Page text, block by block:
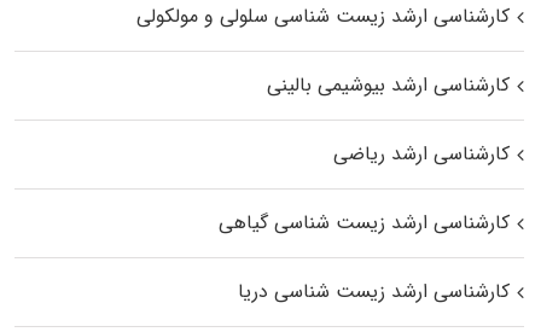
کارشناسی ارشد زیست شناسی سلولی و مولکولی
کارشناسی ارشد بیوشیمی بالینی
کارشناسی ارشد ریاضی
کارشناسی ارشد زیست‌ شناسی گیاهی
کارشناسی ارشد زیست‌ شناسی دریا